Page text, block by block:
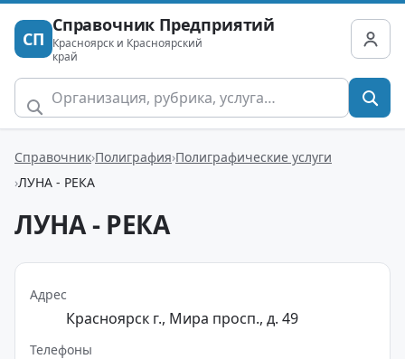
СП
Справочник Предприятий
Красноярск и Красноярский
край
Справочник Полиграфия Полиграфические услуги
ЛУНА - РЕКА
ЛУНА - РЕКА
Адрес
Красноярск г., Мира просп., д. 49
Телефоны